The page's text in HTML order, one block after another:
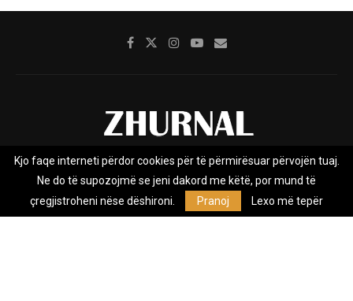
Rreth nesh Impresumi Marketing
Privacy Policy
Zhurnal.mk është Agjenci e Lajmeve e pavarur, e themeluar në vitin
Kjo faqe interneti përdor cookies për të përmirësuar përvojën tuaj.
Ne do të supozojmë se jeni dakord me këtë, por mund të
çregjistroheni nëse dëshironi.
Pranoj Lexo më tepër